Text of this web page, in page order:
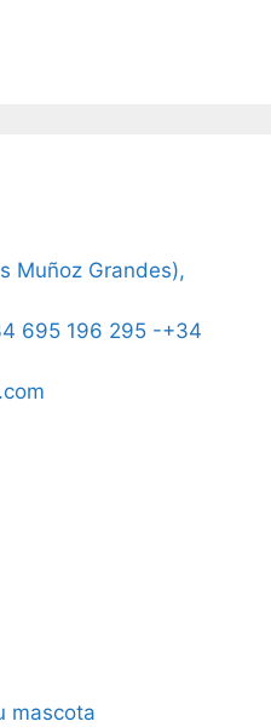
Muñoz Grandes),
695 196 295 -+34
mascota